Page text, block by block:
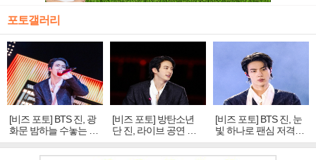
포토갤러리
[비즈 포토] BTS 진, 광
화문 밤하늘 수놓는 '비
주얼 킹'의 열창
[비즈 포토] 방탄소년
단 진, 라이브 공연 중
빛나는 독보적 아우라
[비즈 포토] BTS 진, 눈
빛 하나로 팬심 저격…
독보적 카리스마